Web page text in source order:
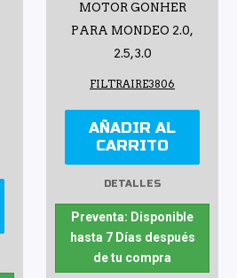
MOTOR GONHER
PARA MONDEO 2.0,
2.5, 3.0
FILTRAIRE3806
AÑADIR AL
CARRITO
DETALLES
Preventa: Disponible
hasta 7 Días después
de tu compra